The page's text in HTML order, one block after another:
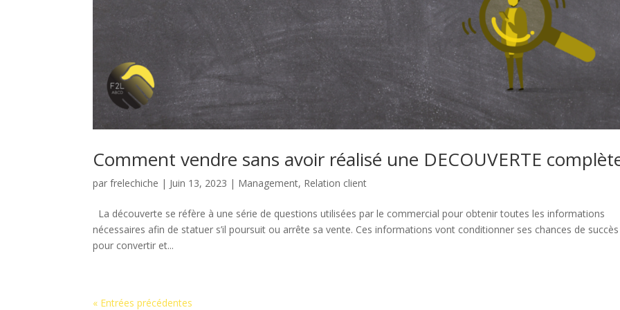
Comment vendre sans avoir réalisé une DECOUVERTE
parfrelechiche | Juin 13, 2023 | Management, Relation client
La découverte se réfère à une série de questions utilisées par le commercial pour obtenir toutes les informations
nécessaires afin de statuer s’il poursuit ou arrête sa vente. Ces informations vont conditionner ses chances de succès
pour convertir et...
« Entrées précédentes